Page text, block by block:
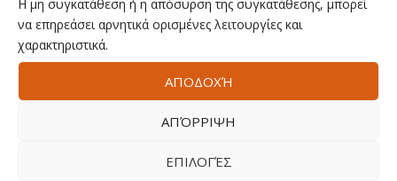
Η μη συγκατάθεση ή η απόσυρση της συγκατάθεσης, μπορεί
να επηρεάσει αρνητικά ορισμένες λειτουργίες και
χαρακτηριστικά.
ΑΠΟΔΟΧΉ
ΑΠΌΡΡΙΨΗ
ΕΠΙΛΟΓΈΣ
Facebook